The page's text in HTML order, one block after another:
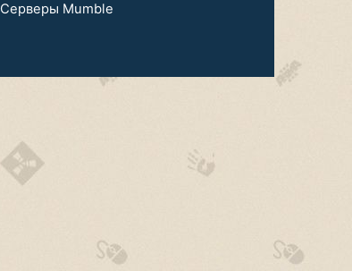
Серверы Mumble